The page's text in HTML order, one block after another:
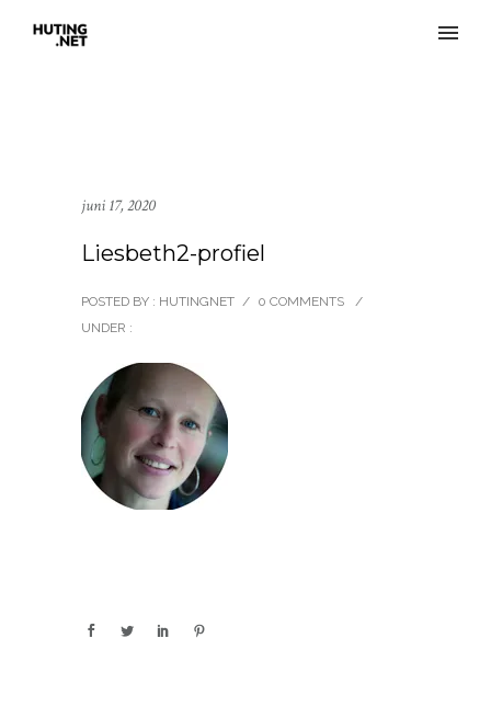
juni 17, 2020
Liesbeth2-profiel
POSTED BY : HUTINGNET / 0 COMMENTS
/
UNDER :